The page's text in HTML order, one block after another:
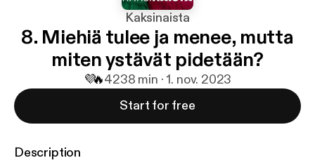
Kaksinaista
8. Miehiä tulee ja menee, mutta
miten ystävät pidetään?
💜🔥4238 min · 1. nov. 2023
Start for free
Description